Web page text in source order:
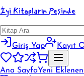
İyi Kitapların Peşinde
Giriş Yap Kayıt
Ana SayfaYeni